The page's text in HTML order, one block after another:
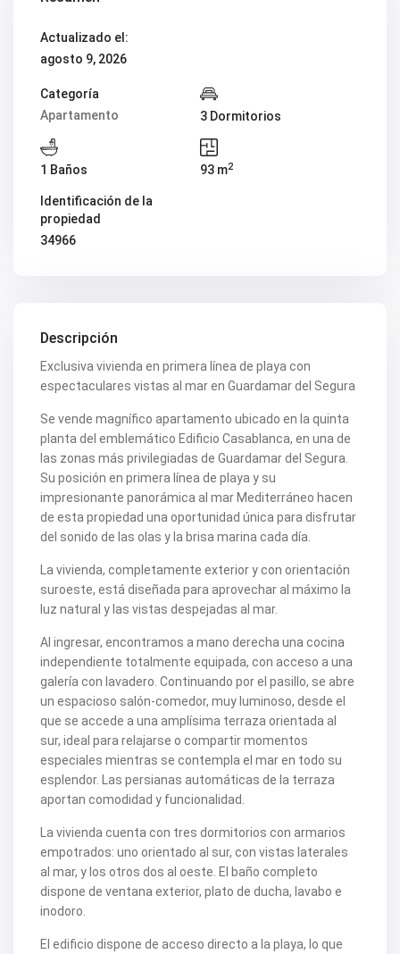
V2420
V2421
V2422
V2426
V2428
V2429
V2431
V2432
V2434
V2436
V2437
V2438
V2448
V2456
V2458
V2463
V2464
V2465
V2467
V2471
V2475
V2477
V2479
V2483
V2487
V2488
V2491
V2493
V2494
V2495
V2496
V2497
V2498
V2502
V2503
V2505
V2507
V2508
V2509
V2514
V2516
V2520
Actualizado el:
agosto 9, 2026
Categoría
Apartamento
3 Dormitorios
1 Baños 93 m2
Identificación de la
propiedad
34966
Descripción
Exclusiva vivienda en primera línea de playa con
espectaculares vistas al mar en Guardamar del Segura
Se vende magnífico apartamento ubicado en la quinta
planta del emblemático Edificio Casablanca, en una de
las zonas más privilegiadas de Guardamar del Segura.
Su posición en primera línea de playa y su
impresionante panorámica al mar Mediterráneo hacen
de esta propiedad una oportunidad única para disfrutar
del sonido de las olas y la brisa marina cada día.
La vivienda, completamente exterior y con orientación
suroeste, está diseñada para aprovechar al máximo la
luz natural y las vistas despejadas al mar.
Al ingresar, encontramos a mano derecha una cocina
independiente totalmente equipada, con acceso a una
galería con lavadero. Continuando por el pasillo, se abre
un espacioso salón-comedor, muy luminoso, desde el
que se accede a una amplísima terraza orientada al
sur, ideal para relajarse o compartir momentos
especiales mientras se contempla el mar en todo su
esplendor. Las persianas automáticas de la terraza
aportan comodidad y funcionalidad.
La vivienda cuenta con tres dormitorios con armarios
empotrados: uno orientado al sur, con vistas laterales
al mar, y los otros dos al oeste. El baño completo
dispone de ventana exterior, plato de ducha, lavabo e
inodoro.
El edificio dispone de acceso directo a la playa, lo que